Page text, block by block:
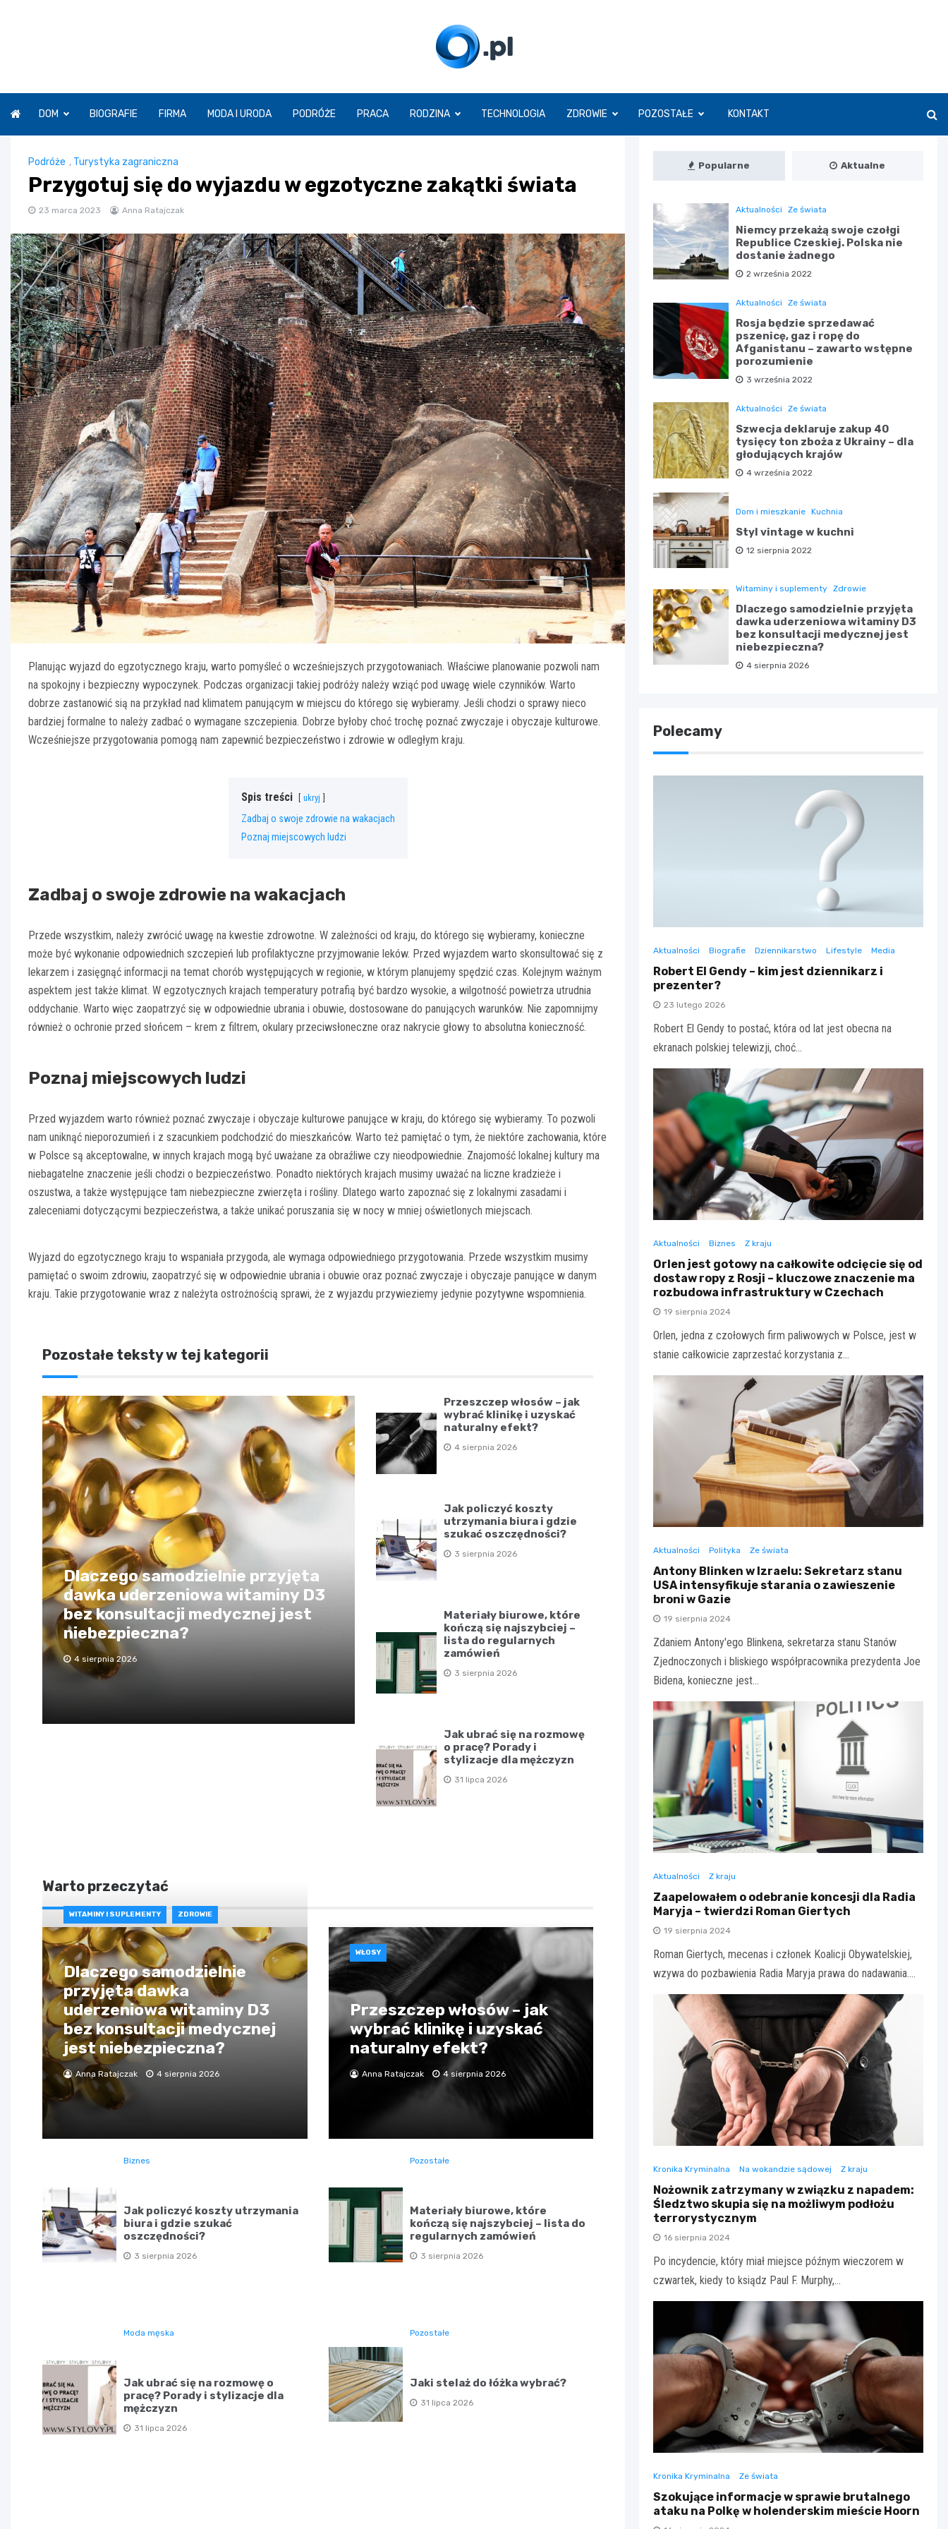
O.pl
DOM BIOGRAFIE FIRMA MODA I URODA PODRÓŻE PRACA RODZINA TECHNOLOGIA ZDROWIE POZOSTAŁE KONTAKT
Podróże , Turystyka zagraniczna
Przygotuj się do wyjazdu w egzotyczne zakątki świata
23 marca 2023 Anna Ratajczak
Planując wyjazd do egzotycznego kraju, warto pomyśleć o wcześniejszych przygotowaniach. Właściwe planowanie pozwoli nam
na spokojny i bezpieczny wypoczynek. Podczas organizacji takiej podróży należy wziąć pod uwagę wiele czynników. Warto
dobrze zastanowić sią na przykład nad klimatem panującym w miejscu do którego się wybieramy. Jeśli chodzi o sprawy nieco
bardziej formalne to należy zadbać o wymagane szczepienia. Dobrze byłoby choć trochę poznać zwyczaje i obyczaje kulturowe.
Wcześniejsze przygotowania pomogą nam zapewnić bezpieczeństwo i zdrowie w odległym kraju.
Spis treści ukryj
Zadbaj o swoje zdrowie na wakacjach
Poznaj miejscowych ludzi
Zadbaj o swoje zdrowie na wakacjach
Przede wszystkim, należy zwrócić uwagę na kwestie zdrowotne. W zależności od kraju, do którego się wybieramy, konieczne
może być wykonanie odpowiednich szczepień lub profilaktyczne przyjmowanie leków. Przed wyjazdem warto skonsultować się z
lekarzem i zasięgnąć informacji na temat chorób występujących w regionie, w którym planujemy spędzić czas. Kolejnym ważnym
aspektem jest także klimat. W egzotycznych krajach temperatury potrafią być bardzo wysokie, a wilgotność powietrza utrudnia
oddychanie. Warto więc zaopatrzyć się w odpowiednie ubrania i obuwie, dostosowane do panujących warunków. Nie zapomnijmy
również o ochronie przed słońcem – krem z filtrem, okulary przeciwsłoneczne oraz nakrycie głowy to absolutna konieczność.
Poznaj miejscowych ludzi
Przed wyjazdem warto również poznać zwyczaje i obyczaje kulturowe panujące w kraju, do którego się wybieramy. To pozwoli
nam uniknąć nieporozumień i z szacunkiem podchodzić do mieszkańców. Warto też pamiętać o tym, że niektóre zachowania, które
w Polsce są akceptowalne, w innych krajach mogą być uważane za obraźliwe czy nieodpowiednie. Znajomość lokalnej kultury ma
niebagatelne znaczenie jeśli chodzi o bezpieczeństwo. Ponadto niektórych krajach musimy uważać na liczne kradzieże i
oszustwa, a także występujące tam niebezpieczne zwierzęta i rośliny. Dlatego warto zapoznać się z lokalnymi zasadami i
zaleceniami dotyczącymi bezpieczeństwa, a także unikać poruszania się w nocy w mniej oświetlonych miejscach.
Wyjazd do egzotycznego kraju to wspaniała przygoda, ale wymaga odpowiedniego przygotowania. Przede wszystkim musimy
pamiętać o swoim zdrowiu, zaopatrzyć się w odpowiednie ubrania i obuwie oraz poznać zwyczaje i obyczaje panujące w danym
kraju. Takie przygotowanie wraz z należyta ostrożnością sprawi, że z wyjazdu przywieziemy jedynie pozytywne wspomnienia.
Pozostałe teksty w tej kategorii
Dlaczego samodzielnie przyjęta
dawka uderzeniowa witaminy D3
bez konsultacji medycznej jest
niebezpieczna?
4 sierpnia 2026
Przeszczep włosów – jak
wybrać klinikę i uzyskać
naturalny efekt?
4 sierpnia 2026
Jak policzyć koszty
utrzymania biura i gdzie
szukać oszczędności?
3 sierpnia 2026
Materiały biurowe, które
kończą się najszybciej –
lista do regularnych
zamówień
3 sierpnia 2026
Jak ubrać się na rozmowę
o pracę? Porady i
stylizacje dla mężczyzn
31 lipca 2026
Warto przeczytać
WITAMINY I SUPLEMENTY ZDROWIE
Dlaczego samodzielnie
przyjęta dawka
uderzeniowa witaminy D3
bez konsultacji medycznej
jest niebezpieczna?
Anna Ratajczak 4 sierpnia 2026
WŁOSY
Przeszczep włosów – jak
wybrać klinikę i uzyskać
naturalny efekt?
Anna Ratajczak 4 sierpnia 2026
Biznes
Jak policzyć koszty utrzymania
biura i gdzie szukać
oszczędności?
3 sierpnia 2026
Pozostałe
Materiały biurowe, które
kończą się najszybciej – lista do
regularnych zamówień
3 sierpnia 2026
Moda męska
Jak ubrać się na rozmowę o
pracę? Porady i stylizacje dla
mężczyzn
31 lipca 2026
Pozostałe
Jaki stelaż do łóżka wybrać?
31 lipca 2026
Popularne Aktualne
Aktualności Ze świata
Niemcy przekażą swoje czołgi
Republice Czeskiej. Polska nie
dostanie żadnego
2 września 2022
Aktualności Ze świata
Rosja będzie sprzedawać
pszenicę, gaz i ropę do
Afganistanu – zawarto wstępne
porozumienie
3 września 2022
Aktualności Ze świata
Szwecja deklaruje zakup 40
tysięcy ton zboża z Ukrainy – dla
głodujących krajów
4 września 2022
Dom i mieszkanie Kuchnia
Styl vintage w kuchni
12 sierpnia 2022
Witaminy i suplementy Zdrowie
Dlaczego samodzielnie przyjęta
dawka uderzeniowa witaminy D3
bez konsultacji medycznej jest
niebezpieczna?
4 sierpnia 2026
Polecamy
Aktualności Biografie Dziennikarstwo Lifestyle Media
Robert El Gendy – kim jest dziennikarz i
prezenter?
23 lutego 2026
Robert El Gendy to postać, która od lat jest obecna na
ekranach polskiej telewizji, choć…
Aktualności Biznes Z kraju
Orlen jest gotowy na całkowite odcięcie się od
dostaw ropy z Rosji – kluczowe znaczenie ma
rozbudowa infrastruktury w Czechach
19 sierpnia 2024
Orlen, jedna z czołowych firm paliwowych w Polsce, jest w
stanie całkowicie zaprzestać korzystania z…
Aktualności Polityka Ze świata
Antony Blinken w Izraelu: Sekretarz stanu
USA intensyfikuje starania o zawieszenie
broni w Gazie
19 sierpnia 2024
Zdaniem Antony'ego Blinkena, sekretarza stanu Stanów
Zjednoczonych i bliskiego współpracownika prezydenta Joe
Bidena, konieczne jest…
Aktualności Z kraju
Zaapelowałem o odebranie koncesji dla Radia
Maryja – twierdzi Roman Giertych
19 sierpnia 2024
Roman Giertych, mecenas i członek Koalicji Obywatelskiej,
wzywa do pozbawienia Radia Maryja prawa do nadawania.…
Kronika Kryminalna Na wokandzie sądowej Z kraju
Nożownik zatrzymany w związku z napadem:
Śledztwo skupia się na możliwym podłożu
terrorystycznym
16 sierpnia 2024
Po incydencie, który miał miejsce późnym wieczorem w
czwartek, kiedy to ksiądz Paul F. Murphy,…
Kronika Kryminalna Ze świata
Szokujące informacje w sprawie brutalnego
ataku na Polkę w holenderskim mieście Hoorn